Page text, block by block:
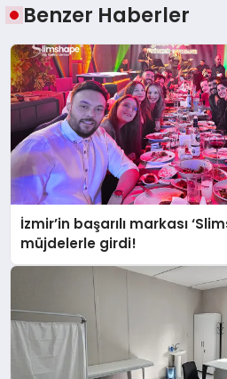
Benzer Haberler
İzmir’in başarılı markası
müjdelerle girdi!